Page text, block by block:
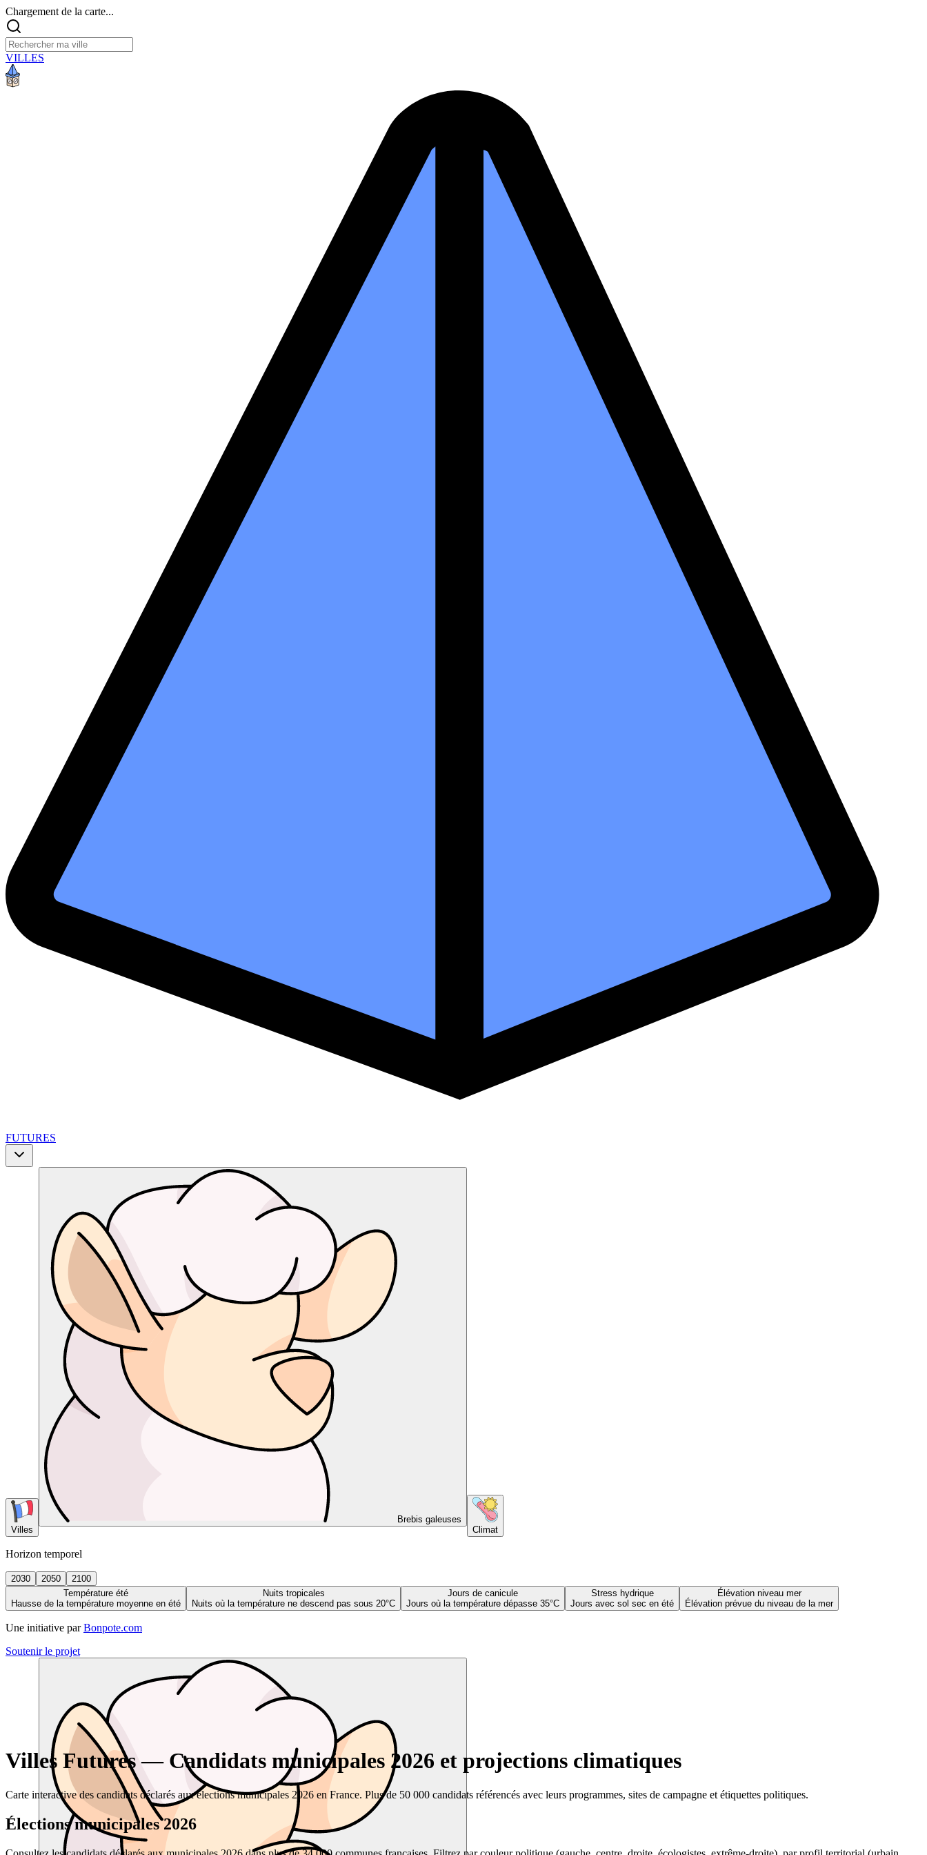
Chargement de la carte...
VILLES
FUTURES
Villes
Brebis galeuses
Climat
Horizon temporel
2030 2050
2100
Température été
Hausse de la température moyenne en été
Nuits tropicales
Nuits où la température ne descend pas sous 20°C
Jours de canicule
Jours où la température dépasse 35°C
Stress hydrique
Jours avec sol sec en été
Élévation niveau mer
Élévation prévue du niveau de la mer
Une initiative par Bonpote.com
Soutenir le projet
Villes Futures — Candidats municipales 2026 et projections climatiques
Carte interactive des candidats déclarés aux élections municipales 2026 en France. Plus de 50 000 candidats référencés avec leurs programmes, sites de campagne et étiquettes politiques.
Élections municipales 2026